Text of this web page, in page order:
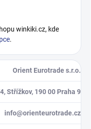
winkiki.cz, kde
.
Orient Eurotrade s.r.o.
Střížkov, 190 00 Praha 9
info@orienteurotrade.cz